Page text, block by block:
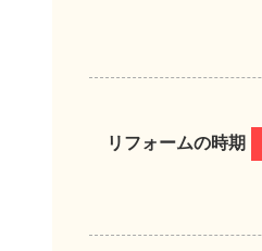
リフォームの時期